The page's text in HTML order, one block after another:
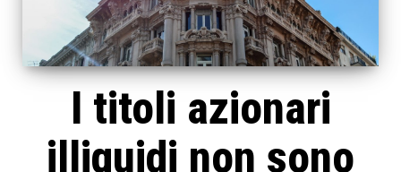
I titoli azionari
illiquidi non sono